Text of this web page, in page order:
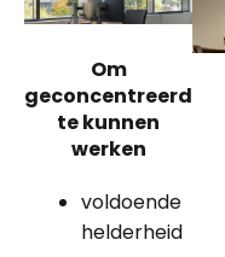
Om
geconcentreerd
te kunnen
werken
voldoende
helderheid